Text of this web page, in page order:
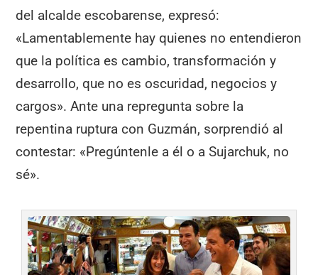
del alcalde escobarense, expresó:
«Lamentablemente hay quienes no entendieron
que la política es cambio, transformación y
desarrollo, que no es oscuridad, negocios y
cargos». Ante una repregunta sobre la
repentina ruptura con Guzmán, sorprendió al
contestar: «Pregúntenle a él o a Sujarchuk, no
sé».